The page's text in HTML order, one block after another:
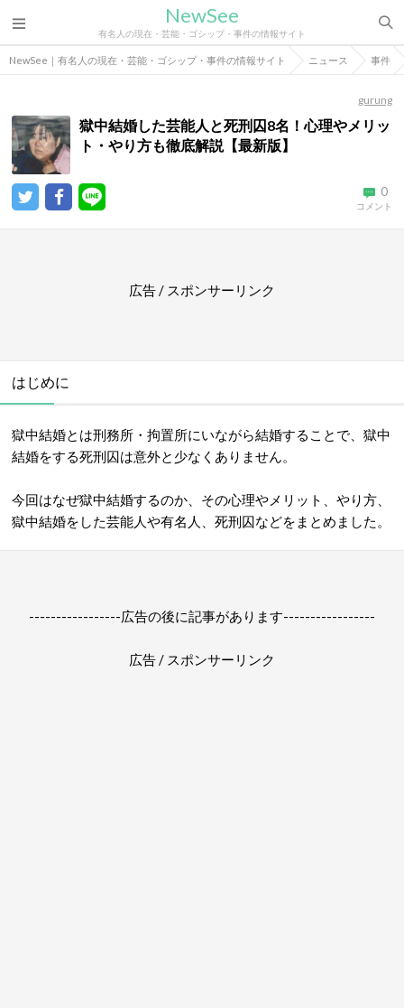
NewSee
有名人の現在・芸能・ゴシップ・事件の情報サイト
NewSee｜有名人の現在・芸能・ゴシップ・事件の情報サイト ニュース 事件
gurung
獄中結婚した芸能人と死刑囚8名！心理やメリッ
ト・やり方も徹底解説【最新版】
0
コメント
広告 / スポンサーリンク
はじめに
獄中結婚とは刑務所・拘置所にいながら結婚することで、獄中
結婚をする死刑囚は意外と少なくありません。
今回はなぜ獄中結婚するのか、その心理やメリット、やり方、
獄中結婚をした芸能人や有名人、死刑囚などをまとめました。
-----------------広告の後に記事があります-----------------
広告 / スポンサーリンク